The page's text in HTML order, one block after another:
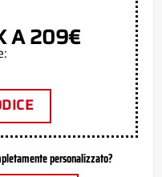
A 209€
personalizzato?